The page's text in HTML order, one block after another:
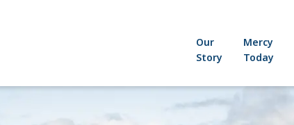
Our
Story
Mercy
Today